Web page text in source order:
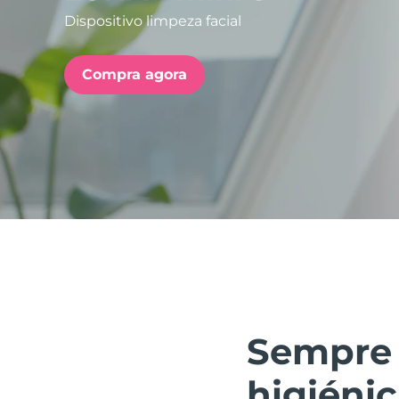
Dispositivo limpeza facial
Compra agora
issa™ Teeth Whitening Set
POPULAR